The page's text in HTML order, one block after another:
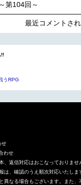
第104回～
最近コメントさ
!!
うRPG
せ
わせ
返信対応はおこなっておりませ
、確認のうえ順次対応いたしま
異なる場合もございます。また